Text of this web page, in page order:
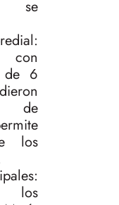
se
con
de 6
de
los
los